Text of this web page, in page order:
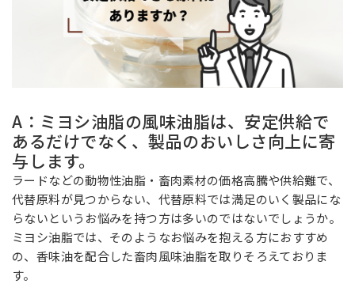
MIYOSHI MIRAI PLATFORM
ミヨシ油脂 コーポレートサイト
お問い合わせ
A：ミヨシ油脂の風味油脂は、安定供給で
あるだけでなく、製品のおいしさ向上に寄
与します。
ラードなどの動物性油脂・畜肉素材の価格高騰や供給難で、
代替原料が見つからない、代替原料では満足のいく製品にな
らないというお悩みを持つ方は多いのではないでしょうか。
ミヨシ油脂では、そのようなお悩みを抱える方におすすめ
の、香味油を配合した畜肉風味油脂を取りそろえておりま
す。